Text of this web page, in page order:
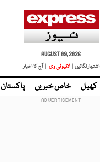
AUGUST 09, 2026
اشتہار لگائیں |
لائیو ٹی وی | آج کا اخبار
کھیل خاص خبریں پاکستان